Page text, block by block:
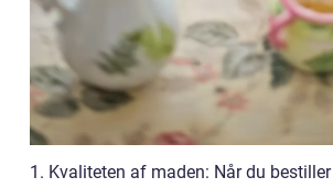
1. Kvaliteten af maden: Når du